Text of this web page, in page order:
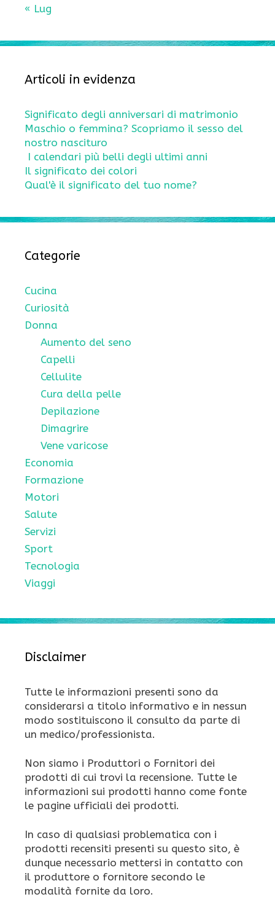
« Lug
Articoli in evidenza
Significato degli anniversari di matrimonio
Maschio o femmina? Scopriamo il sesso del
nostro nascituro
I calendari più belli degli ultimi anni
Il significato dei colori
Qual'è il significato del tuo nome?
Categorie
Cucina
Curiosità
Donna
Aumento del seno
Capelli
Cellulite
Cura della pelle
Depilazione
Dimagrire
Vene varicose
Economia
Formazione
Motori
Salute
Servizi
Sport
Tecnologia
Viaggi
Disclaimer
Tutte le informazioni presenti sono da
considerarsi a titolo informativo e in nessun
modo sostituiscono il consulto da parte di
un medico/professionista.
Non siamo i Produttori o Fornitori dei
prodotti di cui trovi la recensione. Tutte le
informazioni sui prodotti hanno come fonte
le pagine ufficiali dei prodotti.
In caso di qualsiasi problematica con i
prodotti recensiti presenti su questo sito, è
dunque necessario mettersi in contatto con
il produttore o fornitore secondo le
modalità fornite da loro.